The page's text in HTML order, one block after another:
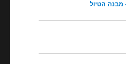
מבנה הטיול